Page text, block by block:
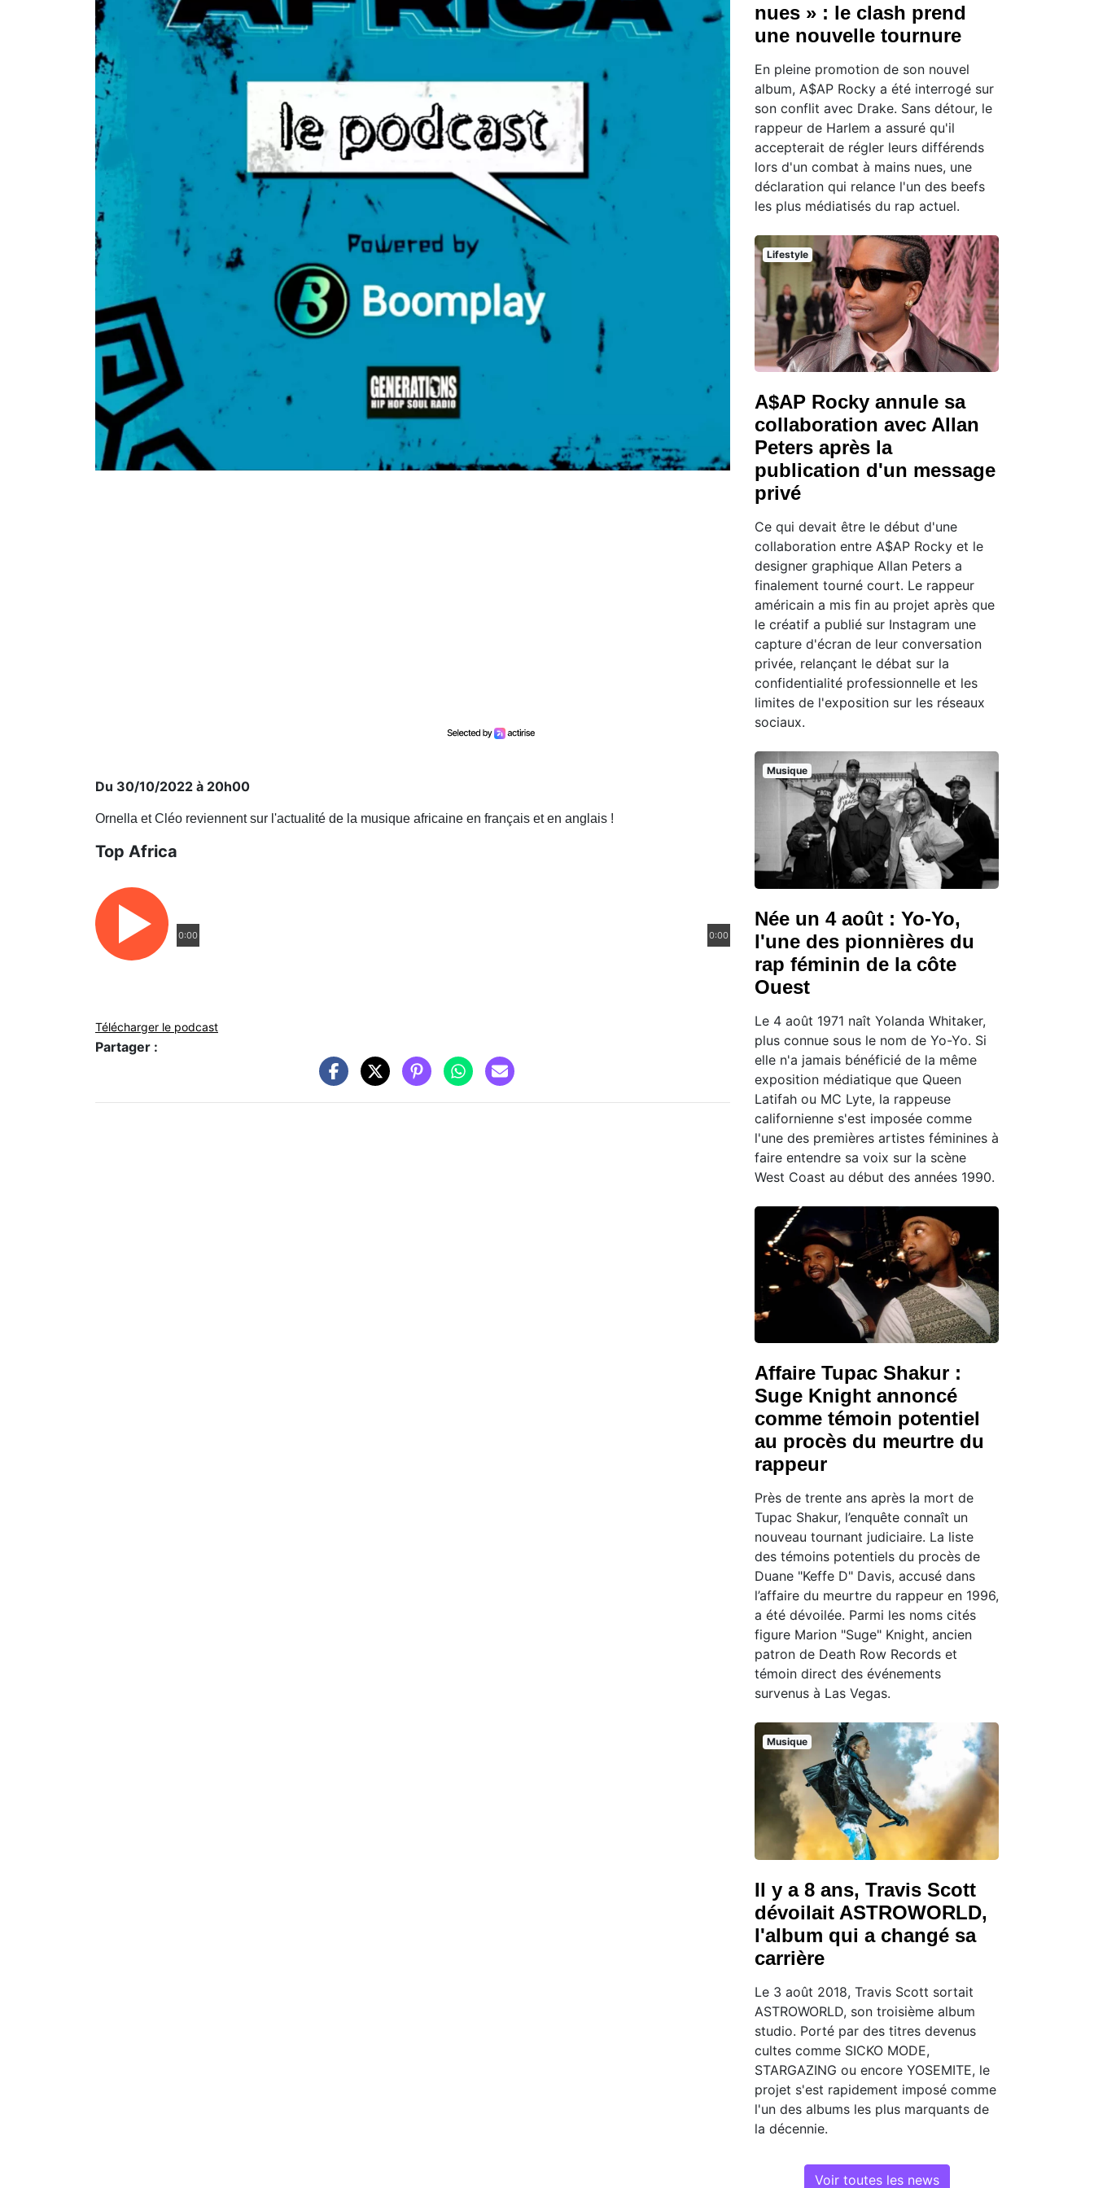
Du 30/10/2022 à 20h00
Ornella et Cléo reviennent sur l'actualité de la musique africaine en français et en anglais !
Top Africa
0:00 0:00
Télécharger le podcast
Partager :
nues » : le clash prend
une nouvelle tournure
En pleine promotion de son nouvel
album, A$AP Rocky a été interrogé sur
son conflit avec Drake. Sans détour, le
rappeur de Harlem a assuré qu'il
accepterait de régler leurs différends
lors d'un combat à mains nues, une
déclaration qui relance l'un des beefs
les plus médiatisés du rap actuel.
Lifestyle
A$AP Rocky annule sa
collaboration avec Allan
Peters après la
publication d'un message
privé
Ce qui devait être le début d'une
collaboration entre A$AP Rocky et le
designer graphique Allan Peters a
finalement tourné court. Le rappeur
américain a mis fin au projet après que
le créatif a publié sur Instagram une
capture d'écran de leur conversation
privée, relançant le débat sur la
confidentialité professionnelle et les
limites de l'exposition sur les réseaux
sociaux.
Musique
Née un 4 août : Yo-Yo,
l'une des pionnières du
rap féminin de la côte
Ouest
Le 4 août 1971 naît Yolanda Whitaker,
plus connue sous le nom de Yo-Yo. Si
elle n'a jamais bénéficié de la même
exposition médiatique que Queen
Latifah ou MC Lyte, la rappeuse
californienne s'est imposée comme
l'une des premières artistes féminines à
faire entendre sa voix sur la scène
West Coast au début des années 1990.
Affaire Tupac Shakur :
Suge Knight annoncé
comme témoin potentiel
au procès du meurtre du
rappeur
Près de trente ans après la mort de
Tupac Shakur, l’enquête connaît un
nouveau tournant judiciaire. La liste
des témoins potentiels du procès de
Duane "Keffe D" Davis, accusé dans
l’affaire du meurtre du rappeur en 1996,
a été dévoilée. Parmi les noms cités
figure Marion "Suge" Knight, ancien
patron de Death Row Records et
témoin direct des événements
survenus à Las Vegas.
Musique
Il y a 8 ans, Travis Scott
dévoilait ASTROWORLD,
l'album qui a changé sa
carrière
Le 3 août 2018, Travis Scott sortait
ASTROWORLD, son troisième album
studio. Porté par des titres devenus
cultes comme SICKO MODE,
STARGAZING ou encore YOSEMITE, le
projet s'est rapidement imposé comme
l'un des albums les plus marquants de
la décennie.
Voir toutes les news